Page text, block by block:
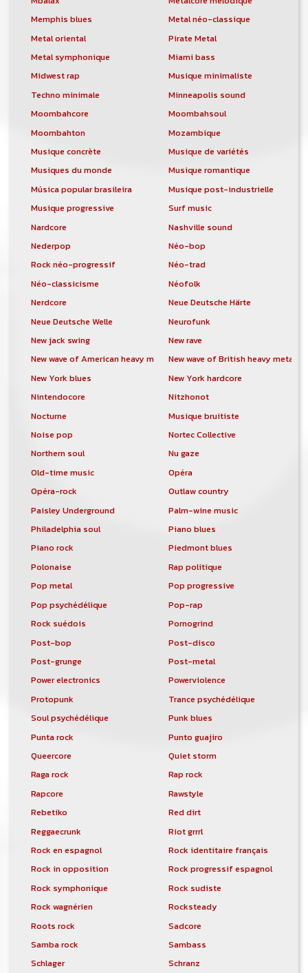
Memphis blues
Metal néo-classique
Metal oriental
Pirate Metal
Metal symphonique
Miami bass
Midwest rap
Musique minimaliste
Techno minimale
Minneapolis sound
Moombahcore
Moombahsoul
Moombahton
Mozambique
Musique concrète
Musique de variétés
Musiques du monde
Musique romantique
Música popular brasileira
Musique post-industrielle
Musique progressive
Surf music
Nardcore
Nashville sound
Nederpop
Néo-bop
Rock néo-progressif
Néo-trad
Néo-classicisme
Néofolk
Nerdcore
Neue Deutsche Härte
Neue Deutsche Welle
Neurofunk
New jack swing
New rave
New wave of American heavy metalNew wave of British heavy metal
New York blues
New York hardcore
Nintendocore
Nitzhonot
Nocturne
Musique bruitiste
Noise pop
Nortec Collective
Northern soul
Nu gaze
Old-time music
Opéra
Opéra-rock
Outlaw country
Paisley Underground
Palm-wine music
Philadelphia soul
Piano blues
Piano rock
Piedmont blues
Polonaise
Rap politique
Pop metal
Pop progressive
Pop psychédélique
Pop-rap
Rock suédois
Pornogrind
Post-bop
Post-disco
Post-grunge
Post-metal
Power electronics
Powerviolence
Protopunk
Trance psychédélique
Soul psychédélique
Punk blues
Punta rock
Punto guajiro
Queercore
Quiet storm
Raga rock
Rap rock
Rapcore
Rawstyle
Rebetiko
Red dirt
Reggaecrunk
Riot grrrl
Rock en espagnol
Rock identitaire français
Rock in opposition
Rock progressif espagnol
Rock symphonique
Rock sudiste
Rock wagnérien
Rocksteady
Roots rock
Sadcore
Samba rock
Sambass
Schlager
Schranz